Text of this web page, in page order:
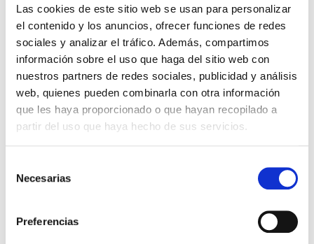
Las cookies de este sitio web se usan para personalizar
el contenido y los anuncios, ofrecer funciones de redes
sociales y analizar el tráfico. Además, compartimos
información sobre el uso que haga del sitio web con
nuestros partners de redes sociales, publicidad y análisis
web, quienes pueden combinarla con otra información
que les haya proporcionado o que hayan recopilado a
partir del uso que haya hecho de sus servicios.
Necesarias
Preferencias
con Accuna